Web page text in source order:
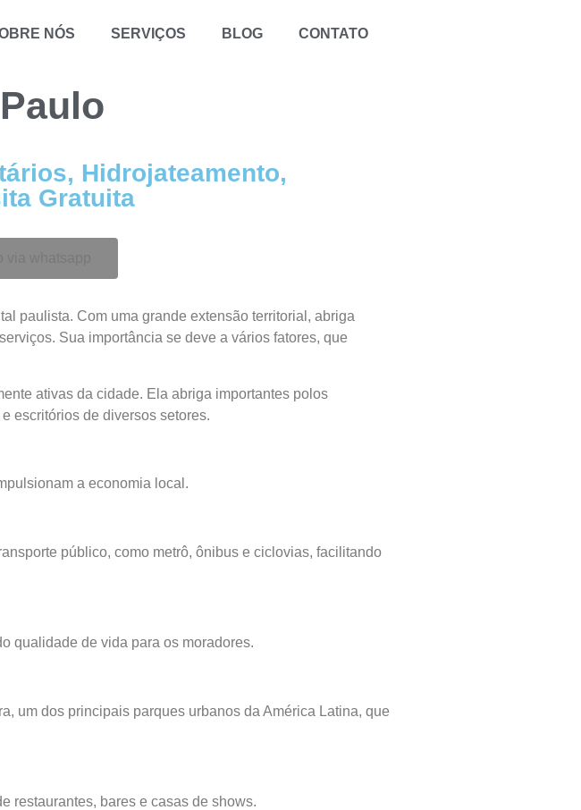
NÓS SERVIÇOS BLOG CONTATO
Hidrojateamento,
Gratuita
paulista. Com uma grande extensão territorial, abriga
Sua importância se deve a vários fatores, que
ativas da cidade. Ela abriga importantes polos
escritórios de diversos setores.
a economia local.
público, como metrô, ônibus e ciclovias, facilitando
qualidade de vida para os moradores.
um dos principais parques urbanos da América Latina, que
restaurantes, bares e casas de shows.